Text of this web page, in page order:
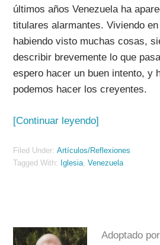
últimos años Venezuela ha
titulares alarmantes. Viviendo
habiendo visto muchas cosas,
describir brevemente lo que
espero hacer un buen intento, y
podemos hacer los creyentes.
[Continuar leyendo]
Filed Under:Artículos/Reflexiones
Tagged With: Iglesia,Venezuela
Adoptado